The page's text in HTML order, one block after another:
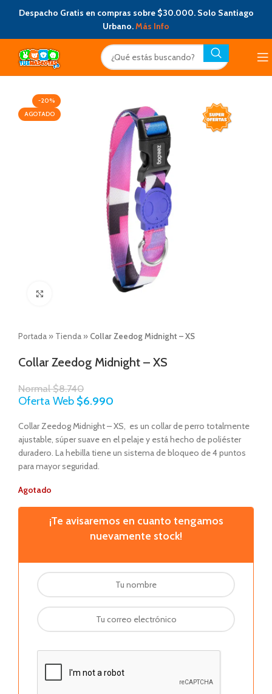
Despacho Gratis en compras sobre $30.000. Solo Santiago
Urbano.Más Info
-20%
AGOTADO
Portada » Tienda » Collar Zeedog Midnight – XS
Collar Zeedog Midnight – XS
Normal$8.740
Oferta Web $6.990
Collar Zeedog Midnight – XS, es un collar de perro totalmente
ajustable, súper suave en el pelaje y está hecho de poliéster
duradero. La hebilla tiene un sistema de bloqueo de 4 puntos
para mayor seguridad.
Agotado
¡Te avisaremos en cuanto tengamos
nuevamente stock!